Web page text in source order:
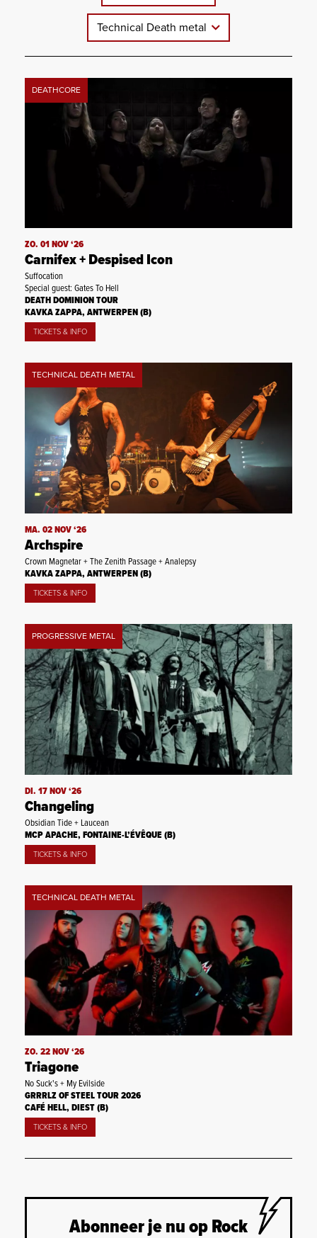
Technical Death metal
DEATHCORE
ZO. 01 NOV ‘26
Carnifex + Despised Icon
Suffocation
Special guest: Gates To Hell
DEATH DOMINION TOUR
KAVKA ZAPPA, ANTWERPEN (B)
TICKETS & INFO
TECHNICAL DEATH METAL
MA. 02 NOV ‘26
Archspire
Crown Magnetar + The Zenith Passage + Analepsy
KAVKA ZAPPA, ANTWERPEN (B)
TICKETS & INFO
PROGRESSIVE METAL
DI. 17 NOV ‘26
Changeling
Obsidian Tide + Laucean
MCP APACHE, FONTAINE-L’ÉVÊQUE (B)
TICKETS & INFO
TECHNICAL DEATH METAL
ZO. 22 NOV ‘26
Triagone
No Suck's + My Evilside
GRRRLZ OF STEEL TOUR 2026
CAFÉ HELL, DIEST (B)
TICKETS & INFO
Abonneer je nu op Rock